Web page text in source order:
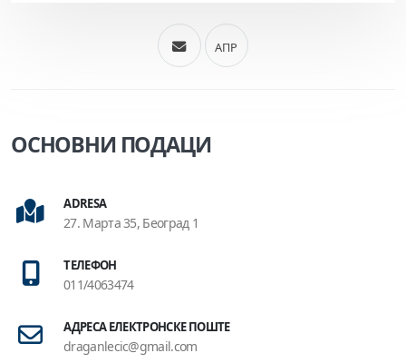
АПР
ОСНОВНИ ПОДАЦИ
ADRESA
27. Марта 35, Београд 1
ТЕЛЕФОН
011/4063474
АДРЕСА ЕЛЕКТРОНСКЕ ПОШТЕ
draganlecic@gmail.com